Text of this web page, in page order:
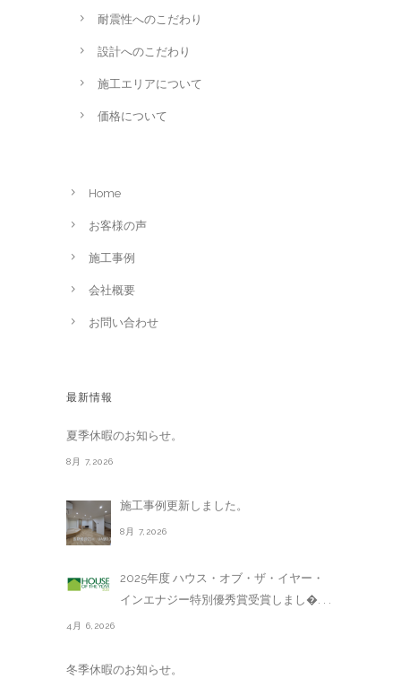
耐震性へのこだわり
設計へのこだわり
施工エリアについて
価格について
Home
お客様の声
施工事例
会社概要
お問い合わせ
最新情報
夏季休暇のお知らせ。
8月 7,2026
施工事例更新しました。
8月 7,2026
2025年度 ハウス・オブ・ザ・イヤー・
インエナジー特別優秀賞受賞しまし�. . .
4月 6,2026
冬季休暇のお知らせ。